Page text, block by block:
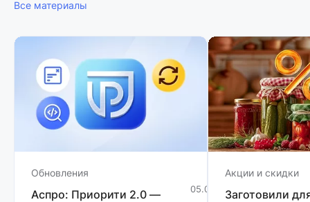
Все материалы
Обновления
Аспро: Приорити 2.0 —
05.08.2026
Акции и скидки
Заготовили